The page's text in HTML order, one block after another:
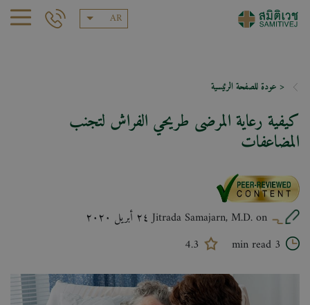
AR
< عودة للصفحة الرئيسية
كيفية رعاية المرضى طريحي الفراش لتجنب
المضاعفات
Jitrada Samajarn, M.D. on ٢٤ أبريل ٢٠٢٠
3 min read
4.3